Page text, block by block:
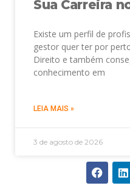
Sua Carreira
Existe um perfil de
gestor quer ter por
Direito e também
conhecimento em
LEIA MAIS »
3 de agosto de 2026